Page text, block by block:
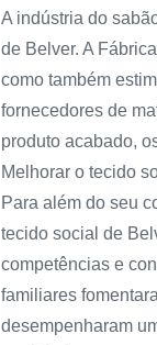
A indústria do
de Belver. A
como também
fornecedores de
produto acabado,
Melhorar o tecido
Para além do seu
tecido social de
competências e
familiares
desempenharam